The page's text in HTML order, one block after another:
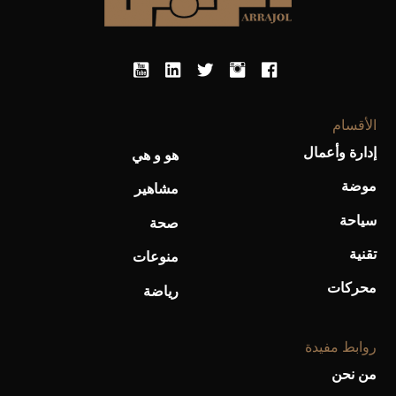
الأقسام
إدارة وأعمال
موضة
سياحة
تقنية
محركات
هو و هي
مشاهير
صحة
منوعات
رياضة
روابط مفيدة
من نحن